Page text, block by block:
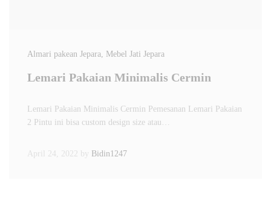
Almari pakean Jepara, Mebel Jati Jepara
Lemari Pakaian Minimalis Cermin
Lemari Pakaian Minimalis Cermin Pemesanan Lemari Pakaian
2 Pintu ini bisa custom design size atau…
April 24, 2022 by Bidin1247